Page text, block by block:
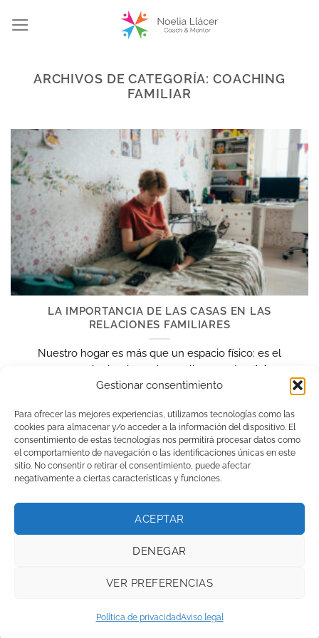
Gestionar consentimiento
Para ofrecer las mejores experiencias, utilizamos tecnologías como las
cookies para almacenar y/o acceder a la información del dispositivo. El
consentimiento de estas tecnologías nos permitirá procesar datos como
el comportamiento de navegación o las identificaciones únicas en este
sitio. No consentir o retirar el consentimiento, puede afectar
negativamente a ciertas características y funciones.
ACEPTAR
DENEGAR
VER PREFERENCIAS
Política de privacidadAviso legal
ARCHIVOS DE CATEGORÍA:COACHING
FAMILIAR
LA IMPORTANCIA DE LAS CASAS EN LAS
RELACIONES FAMILIARES
Nuestro hogar es más que un espacio físico: es el
escenario donde se desarrollan nuestras [...]
Copyright 2026 ©Noelia Llácer|Diseño web